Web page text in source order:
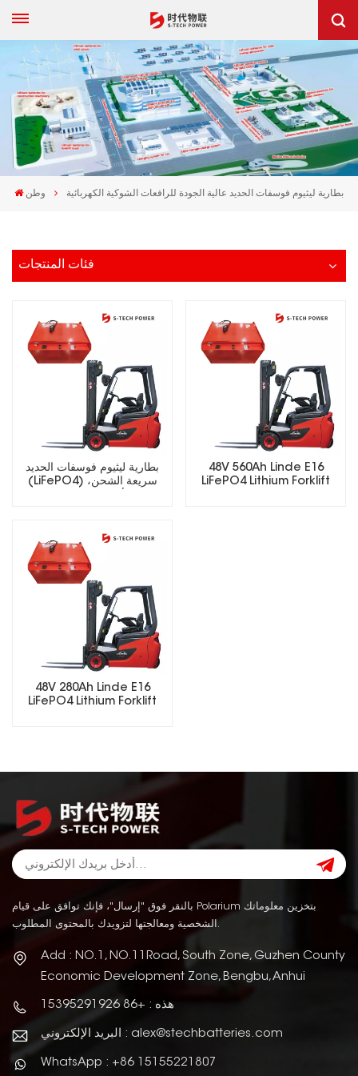
وطن بطارية ليثيوم فوسفات الحديد عالية الجودة للرافعات الشوكية الكهربائية
فئات المنتجات
بطارية ليثيوم فوسفات الحديد
(LiFePO4) سريعة الشحن،
48V 560Ah Linde E16
LiFePO4 Lithium Forklift
48V 280Ah Linde E16
LiFePO4 Lithium Forklift
بالنقر فوق "إرسال"، فإنك توافق على قيام Polarium بتخزين معلوماتك
الشخصية ومعالجتها لتزويدك بالمحتوى المطلوب.
Add : NO.1, NO.11Road, South Zone, Guzhen County
Economic Development Zone, Bengbu, Anhui
هذه : +86 15395291926
البريد الإلكتروني : alex@stechbatteries.com
WhatsApp : +86 15155221807